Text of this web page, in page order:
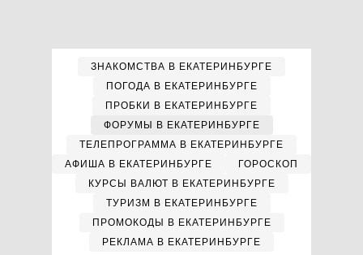
ЗНАКОМСТВА В ЕКАТЕРИНБУРГЕ
ПОГОДА В ЕКАТЕРИНБУРГЕ
ПРОБКИ В ЕКАТЕРИНБУРГЕ
ФОРУМЫ В ЕКАТЕРИНБУРГЕ
ТЕЛЕПРОГРАММА В ЕКАТЕРИНБУРГЕ
АФИША В ЕКАТЕРИНБУРГЕ
ГОРОСКОП
КУРСЫ ВАЛЮТ В ЕКАТЕРИНБУРГЕ
ТУРИЗМ В ЕКАТЕРИНБУРГЕ
ПРОМОКОДЫ В ЕКАТЕРИНБУРГЕ
РЕКЛАМА В ЕКАТЕРИНБУРГЕ